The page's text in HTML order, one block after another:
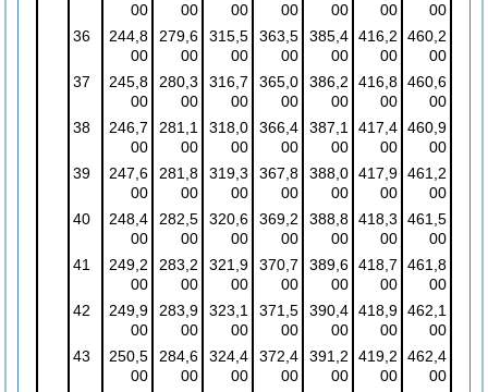
00
00
00
00
00
00
00
36
244,8
00
279,6
00
315,5
00
363,5
00
385,4
00
416,2
00
460,2
00
37
245,8
00
280,3
00
316,7
00
365,0
00
386,2
00
416,8
00
460,6
00
38
246,7
00
281,1
00
318,0
00
366,4
00
387,1
00
417,4
00
460,9
00
39
247,6
00
281,8
00
319,3
00
367,8
00
388,0
00
417,9
00
461,2
00
40
248,4
00
282,5
00
320,6
00
369,2
00
388,8
00
418,3
00
461,5
00
41
249,2
00
283,2
00
321,9
00
370,7
00
389,6
00
418,7
00
461,8
00
42
249,9
00
283,9
00
323,1
00
371,5
00
390,4
00
418,9
00
462,1
00
43
250,5
00
284,6
00
324,4
00
372,4
00
391,2
00
419,2
00
462,4
00